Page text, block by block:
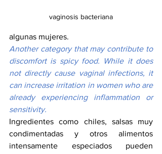
vaginosis bacteriana
algunas mujeres.
Another category that may contribute to
discomfort is spicy food. While it does
not directly cause vaginal infections, it
can increase irritation in women who are
already experiencing inflammation or
sensitivity.
Ingredientes como chiles, salsas muy
condimentadas y otros alimentos
intensamente especiados pueden